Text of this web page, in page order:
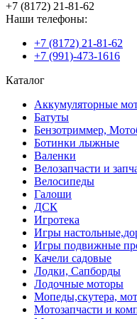
+7 (8172) 21-81-62
Наши телефоны:
+7 (8172) 21-81-62
+7 (991)-473-1616
Каталог
Аккумуляторные
Батуты
Бензотриммер,
Ботинки лыжные
Валенки
Велозапчасти и
Велосипеды
Галоши
ДСК
Игротека
Игры
Игры подвижные
Качели садовые
Лодки, Сапборды
Лодочные моторы
Мопеды,скутера,
Мотозапчасти и